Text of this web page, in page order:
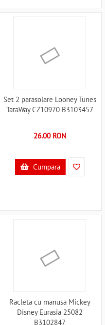
Set 2 parasolare Looney Tunes
TataWay CZ10970 B3103457
26.00 RON
Cumpara
Racleta cu manusa Mickey
Disney Eurasia 25082
B3102847